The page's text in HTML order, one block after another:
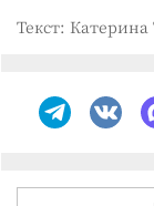
Текст: Катерина